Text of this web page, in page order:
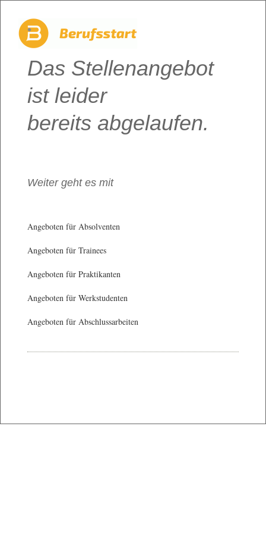
Das Stellenangebot
ist leider
bereits abgelaufen.
Weiter geht es mit
Angeboten für Absolventen
Angeboten für Trainees
Angeboten für Praktikanten
Angeboten für Werkstudenten
Angeboten für Abschlussarbeiten